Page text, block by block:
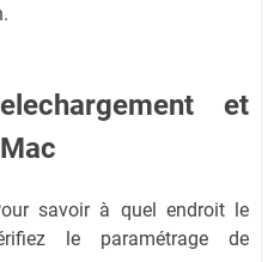
et
savoir à quel endroit le
le paramétrage de